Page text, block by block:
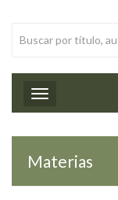
Toggle
Materias